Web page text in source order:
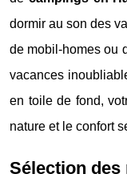
dormir au son des
de mobil-homes ou
vacances
en toile de fond,
nature et le confort
Sélection des